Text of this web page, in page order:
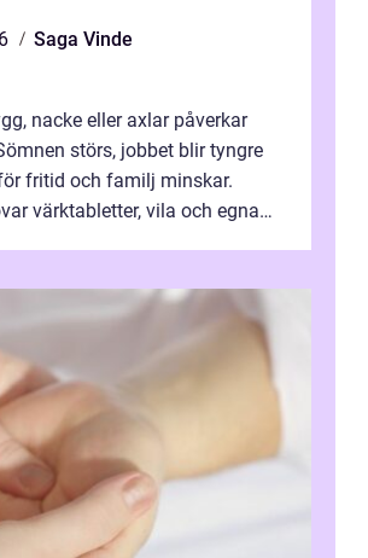
Saga Vinde
nacke eller axlar påverkar
störs, jobbet blir tyngre
fritid och familj minskar.
värktabletter, vila och egna